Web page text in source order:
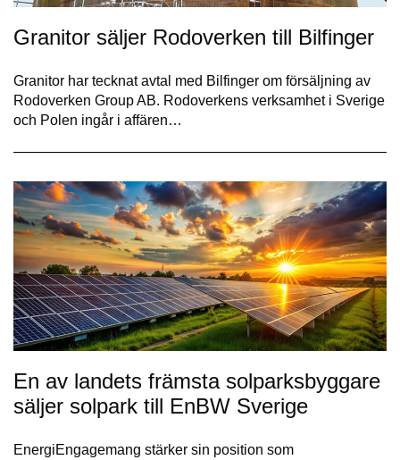
Granitor säljer Rodoverken till Bilfinger
Granitor har tecknat avtal med Bilfinger om försäljning av
Rodoverken Group AB. Rodoverkens verksamhet i Sverige
och Polen ingår i affären…
En av landets främsta solparksbyggare
säljer solpark till EnBW Sverige
EnergiEngagemang stärker sin position som